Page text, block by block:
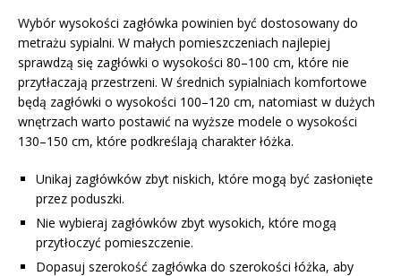
Wybór wysokości zagłówka powinien być dostosowany do
metrażu sypialni. W małych pomieszczeniach najlepiej
sprawdzą się zagłówki o wysokości 80–100 cm, które nie
przytłaczają przestrzeni. W średnich sypialniach komfortowe
będą zagłówki o wysokości 100–120 cm, natomiast w dużych
wnętrzach warto postawić na wyższe modele o wysokości
130–150 cm, które podkreślają charakter łóżka.
Unikaj zagłówków zbyt niskich, które mogą być zasłonięte
przez poduszki.
Nie wybieraj zagłówków zbyt wysokich, które mogą
przytłoczyć pomieszczenie.
Dopasuj szerokość zagłówka do szerokości łóżka, aby